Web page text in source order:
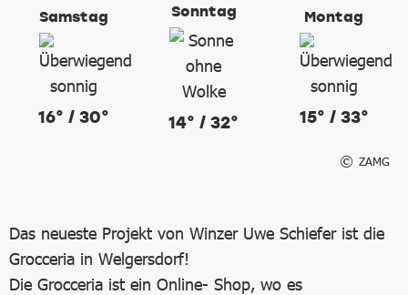
Samstag
16° / 30°
Sonntag
14° / 32°
Montag
15° / 33°
ZAMG
Das neueste Projekt von Winzer Uwe Schiefer ist die
Grocceria in Welgersdorf!
Die Grocceria ist ein Online- Shop, wo es